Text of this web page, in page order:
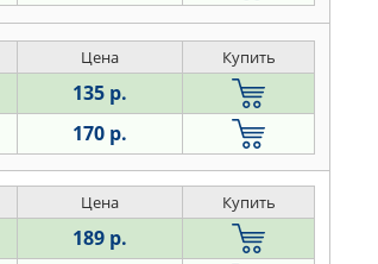
Цена Купить
135 р.
170 р.
Цена Купить
189 р.